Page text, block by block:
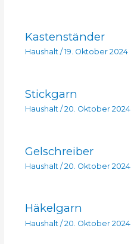
Kastenständer
Haushalt/ 19. Oktober 2024
Stickgarn
Haushalt/ 20. Oktober 2024
Gelschreiber
Haushalt / 20. Oktober 2024
Häkelgarn
Haushalt /20. Oktober 2024